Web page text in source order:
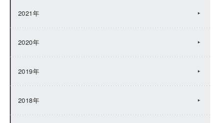
2021年
2020年
2019年
2018年